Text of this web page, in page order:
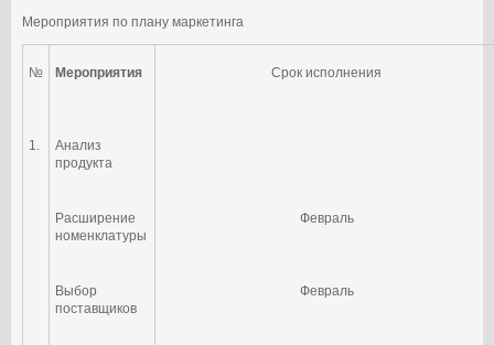
Мероприятия по плану маркетинга
№ Мероприятия Срок исполнения
1.
Анализ
продукта
Расширение
номенклатуры
Февраль
Выбор
поставщиков
Февраль